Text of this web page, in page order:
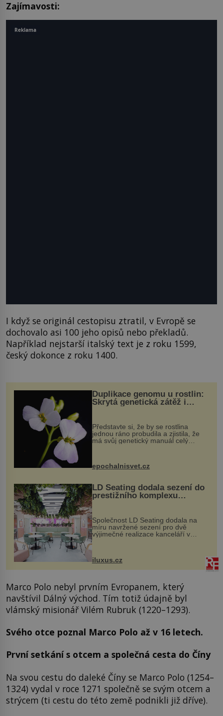
Zajímavosti:
I když se originál cestopisu ztratil, v Evropě se
dochovalo asi 100 jeho opisů nebo překladů.
Například nejstarší italský text je z roku 1599,
český dokonce z roku 1400.
Duplikace genomu u rostlin:
Skrytá genetická zátěž i
Představte si, že by se rostlina
jednou ráno probudila a zjistila, že
má svůj genetický manuál celý
vstupenka...
epochalnisvet.cz
LD Seating dodala sezení do
prestižního komplexu
MediaCityUK v Salfordu
Společnost LD Seating dodala na
míru navržené sezení pro dvě
výjimečné realizace kanceláří v
areálu MediaCityUK v anglickém
budov Media...
iluxus.cz
Marco Polo nebyl prvním Evropanem, který
navštívil Dálný východ. Tím totiž údajně byl
vlámský misionář Vilém Rubruk (1220–1293).
Svého otce poznal Marco Polo až v 16 letech.
První setkání s otcem a společná cesta do Číny
Na svou cestu do daleké Číny se Marco Polo (1254–
1324) vydal v roce 1271 společně se svým otcem a
strýcem (ti cestu do této země podnikli již dříve).
Reklama